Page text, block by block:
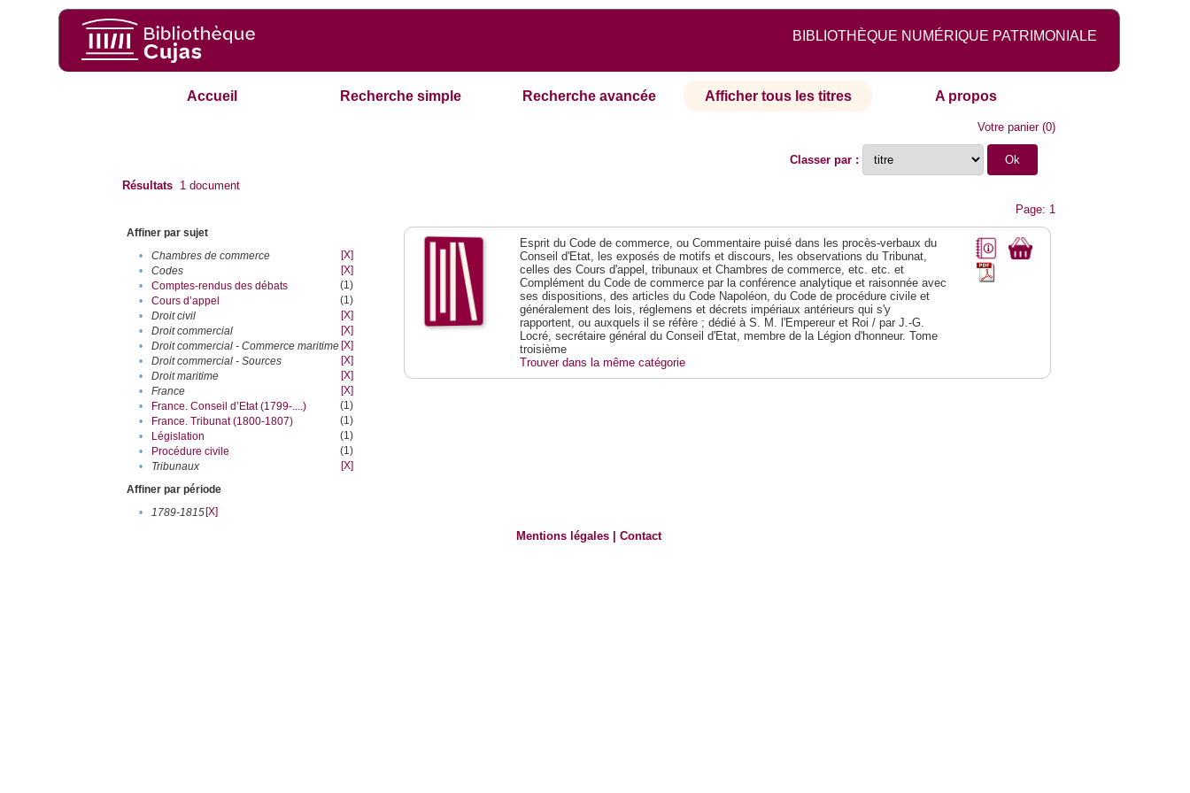
BIBLIOTHÈQUE NUMÉRIQUE PATRIMONIALE
Accueil Recherche simple Recherche avancée Afficher tous les titres A propos
Votre panier(0)
Classer par :
Résultats 1 document
Page: 1
Affiner par sujet
•
Chambres de commerce
[X]
•
Codes
[X]
•
Comptes-rendus des débats
(1)
•
Cours d’appel
(1)
•
Droit civil
[X]
•
Droit commercial
[X]
•
Droit commercial - Commerce maritime [X]
•
Droit commercial - Sources
[X]
•
Droit maritime
[X]
•
France
[X]
•
France. Conseil d’Etat (1799-....)
(1)
•
France. Tribunat (1800-1807)
(1)
•
Législation
(1)
•
Procédure civile
(1)
•
Tribunaux
[X]
Affiner par période
•
1789-1815[X]
Esprit du Code de commerce, ou Commentaire puisé dans les procès-verbaux du
Conseil d'Etat, les exposés de motifs et discours, les observations du Tribunat,
celles des Cours d'appel, tribunaux et Chambres de commerce, etc. etc. et
Complément du Code de commerce par la conférence analytique et raisonnée avec
ses dispositions, des articles du Code Napoléon, du Code de procédure civile et
généralement des lois, réglemens et décrets impériaux antérieurs qui s'y
rapportent, ou auxquels il se réfère ; dédié à S. M. l'Empereur et Roi / par J.-G.
Locré, secrétaire général du Conseil d'Etat, membre de la Légion d'honneur. Tome
troisième
Trouver dans la même catégorie
Mentions légales |Contact